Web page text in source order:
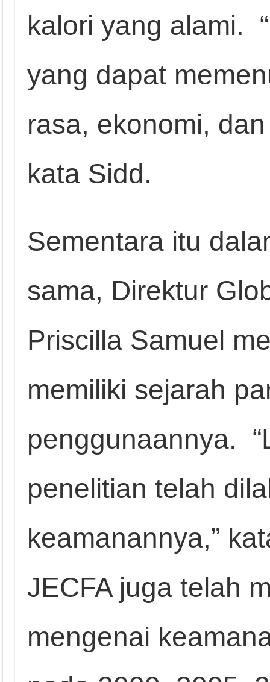
kalori yang alami.
yang dapat
rasa, ekonomi,
kata Sidd.
Sementara itu
sama, Direktur
Priscilla Samuel
memiliki sejarah
penggunaannya.
penelitian telah
keamanannya,”
JECFA juga telah
mengenai